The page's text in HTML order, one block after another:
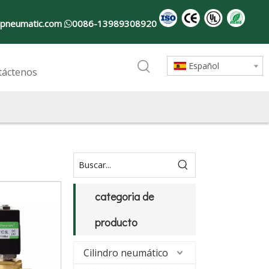
0086-13989308920
Español
categoria de
producto
Cilindro neumático